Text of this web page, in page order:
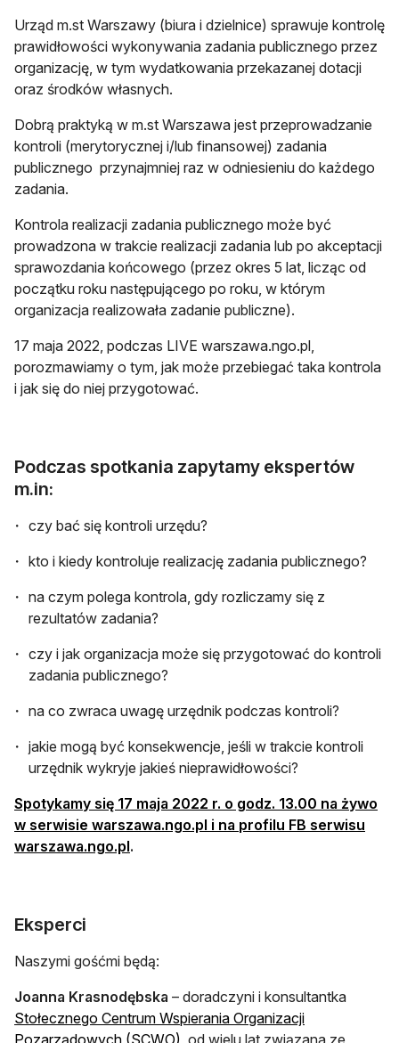
Urząd m.st Warszawy (biura i dzielnice) sprawuje kontrolę
prawidłowości wykonywania zadania publicznego przez
organizację, w tym wydatkowania przekazanej dotacji
oraz środków własnych.
Dobrą praktyką w m.st Warszawa jest przeprowadzanie
kontroli (merytorycznej i/lub finansowej) zadania
publicznego przynajmniej raz w odniesieniu do każdego
zadania.
Kontrola realizacji zadania publicznego może być
prowadzona w trakcie realizacji zadania lub po akceptacji
sprawozdania końcowego (przez okres 5 lat, licząc od
początku roku następującego po roku, w którym
organizacja realizowała zadanie publiczne).
17 maja 2022, podczas LIVE warszawa.ngo.pl,
porozmawiamy o tym, jak może przebiegać taka kontrola
i jak się do niej przygotować.
Podczas spotkania zapytamy ekspertów
m.in:
czy bać się kontroli urzędu?
kto i kiedy kontroluje realizację zadania publicznego?
na czym polega kontrola, gdy rozliczamy się z
rezultatów zadania?
czy i jak organizacja może się przygotować do kontroli
zadania publicznego?
na co zwraca uwagę urzędnik podczas kontroli?
jakie mogą być konsekwencje, jeśli w trakcie kontroli
urzędnik wykryje jakieś nieprawidłowości?
Spotykamy się 17 maja 2022 r. o godz. 13.00 na żywo
w serwisie warszawa.ngo.pl i na profilu FB serwisu
warszawa.ngo.plotwiera się w nowej karcie
.
Eksperci
Naszymi gośćmi będą:
Joanna Krasnodębska – doradczyni i konsultantka
Stołecznego Centrum Wspierania Organizacji